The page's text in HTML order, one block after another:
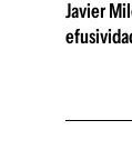
Javier